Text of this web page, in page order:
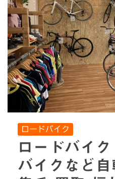
ロードバイク
ロードバイ
バイクなど